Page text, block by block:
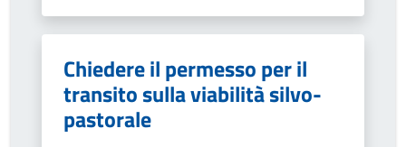
Chiedere il permesso per il
transito sulla viabilità silvo-
pastorale